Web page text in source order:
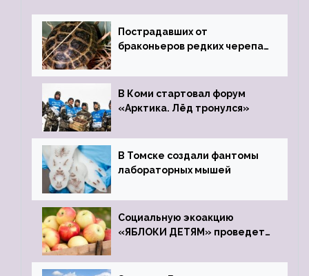
Пострадавших от
браконьеров редких черепах
зоопарк
В Коми стартовал форум
«Арктика. Лёд тронулся»
В Томске создали фантомы
лабораторных мышей
Социальную экоакцию
«ЯБЛОКИ ДЕТЯМ» проведет